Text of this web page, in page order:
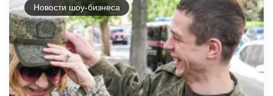
Новости шоу-бизнеса